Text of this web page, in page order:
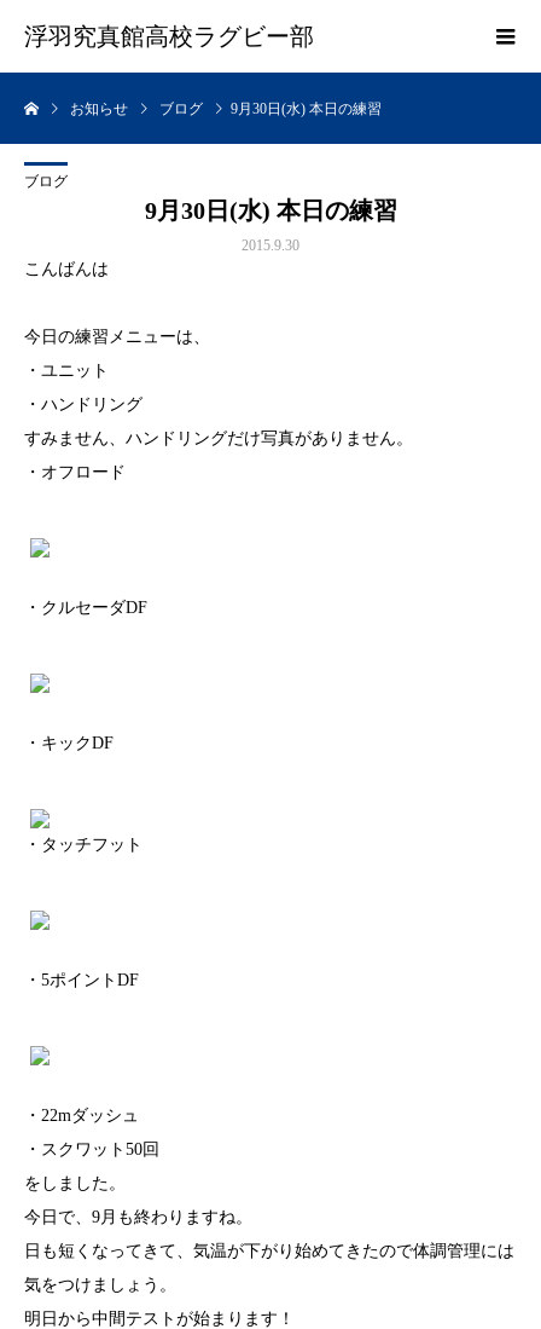
浮羽究真館高校ラグビー部
お知らせ ブログ 9月30日(水) 本日の練習
ブログ
9月30日(水) 本日の練習
2015.9.30
こんばんは
今日の練習メニューは、
・ユニット
・ハンドリング
すみません、ハンドリングだけ写真がありません。
・オフロード
・クルセーダDF
・キックDF
・タッチフット
・5ポイントDF
・22mダッシュ
・スクワット50回
をしました。
今日で、9月も終わりますね。
日も短くなってきて、気温が下がり始めてきたので体調管理には
気をつけましょう。
明日から中間テストが始まります！